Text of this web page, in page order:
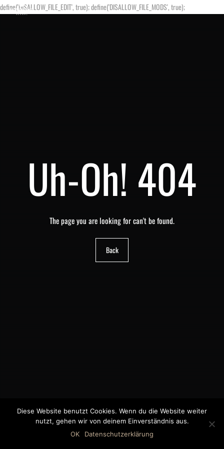
define('DISALLOW_FILE_EDIT', true); define('DISALLOW_FILE_MODS', true);
Uh-Oh! 404
The page you are looking for can't be found.
Back
©2018 MWB – MOTORWAGEN BERNAU GMBH
Diese Website benutzt Cookies. Wenn du die Website weiter
nutzt, gehen wir von deinem Einverständnis aus.
OK
Datenschutzerklärung